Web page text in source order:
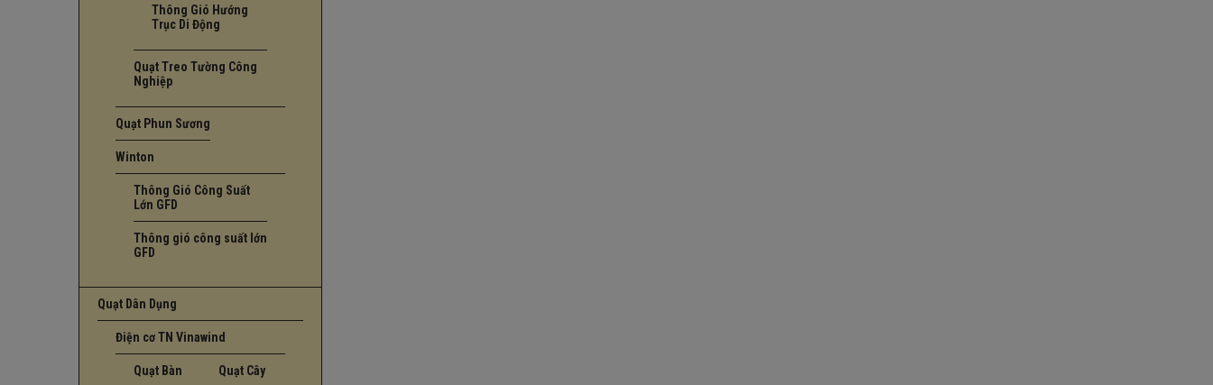
Thông Gió Hướng
Trục Di Động
Quạt Treo Tường Công
Nghiệp
Quạt Phun Sương
Winton
Thông Gió Công Suất
Lớn GFD
Thông gió công suất lớn
GFD
Quạt Dân Dụng
Điện cơ TN Vinawind
Quạt Bàn Quạt Cây